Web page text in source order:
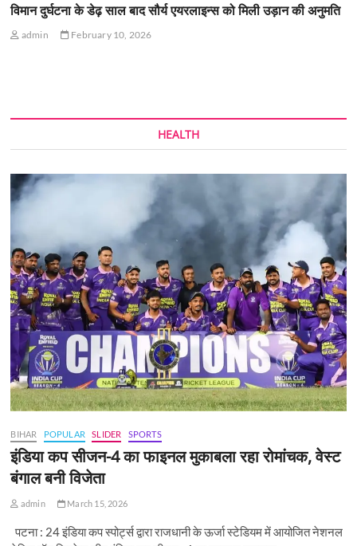
विमान दुर्घटना के डेढ़ साल बाद सौर्य एयरलाइन्स को मिली उड़ान की अनुमति
admin February 10, 2026
HEALTH
BIHAR POPULAR SLIDER SPORTS
इंडिया कप सीजन-4 का फाइनल मुकाबला रहा रोमांचक, वेस्ट
बंगाल बनी विजेता
admin March 15, 2026
पटना : 24 इंडिया कप स्पोर्ट्स द्वारा राजधानी के ऊर्जा स्टेडियम में आयोजित नेशनल